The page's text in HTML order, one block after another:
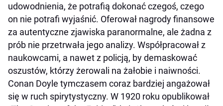
udowodnienia, że potrafią dokonać czegoś, czego
on nie potrafi wyjaśnić. Oferował nagrody finansowe
za autentyczne zjawiska paranormalne, ale żadna z
prób nie przetrwała jego analizy. Współpracował z
naukowcami, a nawet z policją, by demaskować
oszustów, którzy żerowali na żałobie i naiwności.
Conan Doyle tymczasem coraz bardziej angażował
się w ruch spirytystyczny. W 1920 roku opublikował